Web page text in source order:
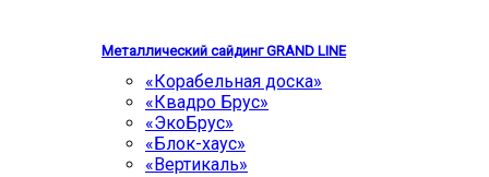
Металлический сайдинг GRAND LINE
«Корабельная доска»
«Квадро Брус»
«ЭкоБрус»
«Блок-хаус»
«Вертикаль»